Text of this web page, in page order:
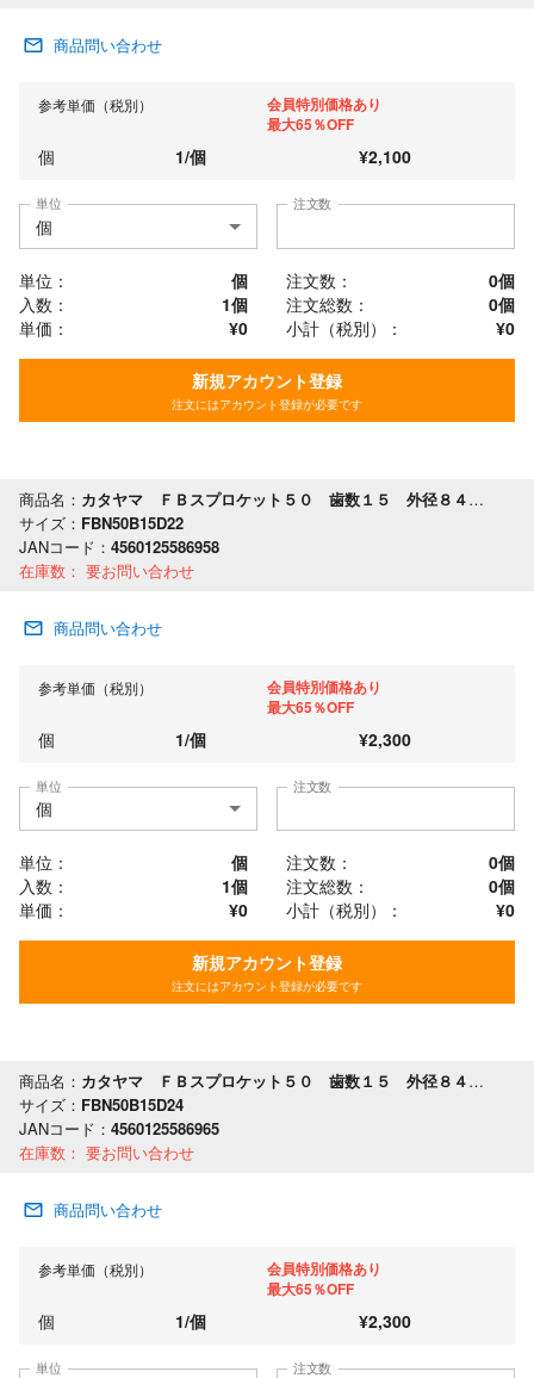
商品問い合わせ
参考単価（税別）
会員特別価格あり
最大65％OFF
個 1/個 ¥2,100
単位 注文数
単位：
個
入数：
1個
単価：
¥0
注文数： 0個
注文総数：
0個
小計（税別）：
¥0
新規アカウント登録
注文にはアカウント登録が必要です
商品名： カタヤマ ＦＢスプロケット５０ 歯数１５ 外径８４ 軸穴径２２
サイズ： FBN50B15D22
JANコード： 4560125586958
在庫数： 要お問い合わせ
商品問い合わせ
参考単価（税別）
会員特別価格あり
最大65％OFF
個 1/個 ¥2,300
単位 注文数
単位：
個
入数：
1個
単価：
¥0
注文数： 0個
注文総数：
0個
小計（税別）：
¥0
新規アカウント登録
注文にはアカウント登録が必要です
商品名： カタヤマ ＦＢスプロケット５０ 歯数１５ 外径８４ 軸穴径２４
サイズ： FBN50B15D24
JANコード： 4560125586965
在庫数： 要お問い合わせ
商品問い合わせ
参考単価（税別）
会員特別価格あり
最大65％OFF
個 1/個 ¥2,300
単位 注文数